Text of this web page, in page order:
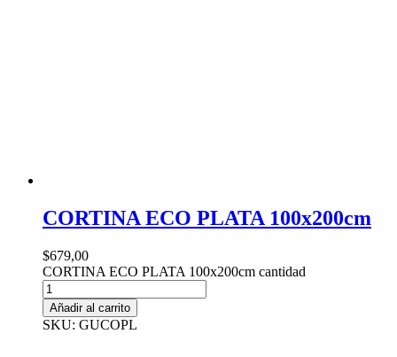
CORTINA ECO PLATA 100x200cm
$679,00
CORTINA ECO PLATA 100x200cm cantidad
Añadir al carrito
SKU: GUCOPL